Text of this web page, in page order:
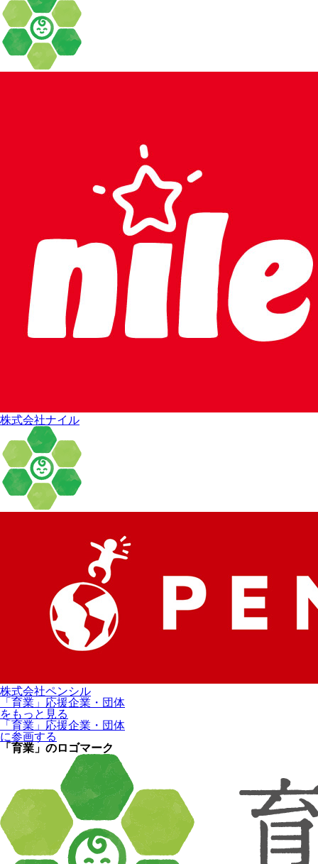
株式会社ナイル
株式会社ペンシル
「育業」応援企業・団体
をもっと見る
「育業」応援企業・団体
に参画する
「育業」のロゴマーク